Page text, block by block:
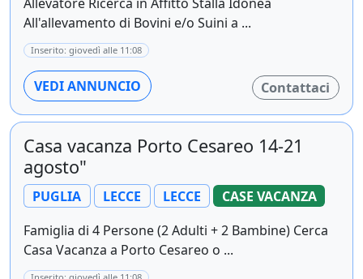
All'allevamento di Bovini e/o Suini a ...
Inserito: giovedì alle 11:08
VEDI ANNUNCIO Contattaci
Casa vacanza Porto Cesareo 14-21
agosto"
PUGLIA LECCE LECCE
CASE VACANZA
Famiglia di 4 Persone (2 Adulti + 2 Bambine) Cerca
Casa Vacanza a Porto Cesareo o ...